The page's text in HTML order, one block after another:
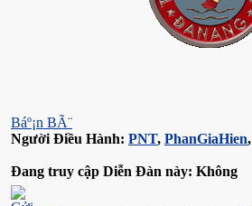
Báº¡n BÃ¨
Người Điều Hành: PNT, PhanGiaHien,
Đang truy cập Diễn Đàn này: Không